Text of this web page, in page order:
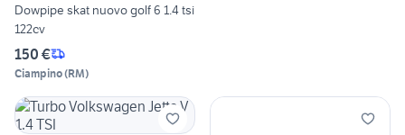
Dowpipe skat nuovo golf 6 1.4 tsi
122cv
150 €
Ciampino(RM)